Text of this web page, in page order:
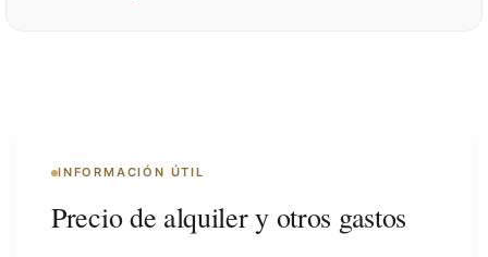
INFORMACIÓN ÚTIL
Precio de alquiler y otros gastos